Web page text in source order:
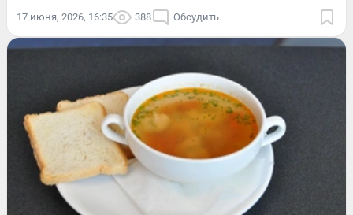
17 июня, 2026, 16:35 388 Обсудить